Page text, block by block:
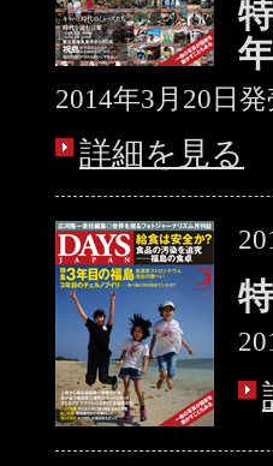
年
2014年3月20日発
詳細を見る